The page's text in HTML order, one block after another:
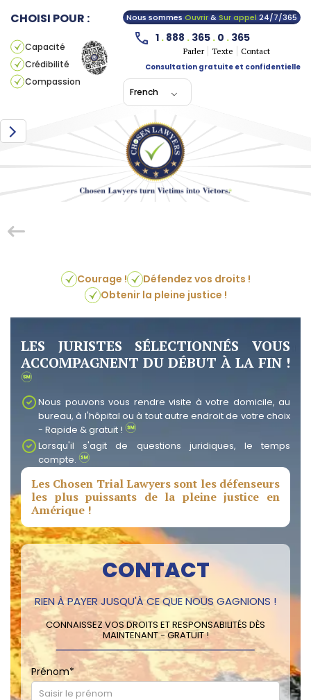
CHOISI POUR :
Capacité
Crédibilité
Compassion
Nous sommesOuvrir&Sur appel24/7/365
1 . 888 . 365 . 0 . 365
Parler Texte
Contact
Consultation gratuite et confidentielle
French
Courage !
Défendez vos droits !
Obtenir la pleine justice !
LES JURISTES SÉLECTIONNÉS VOUS
ACCOMPAGNENT DU DÉBUT À LA FIN !
Nous pouvons vous rendre visite à votre domicile, au
bureau, à l'hôpital ou à tout autre endroit de votre choix
- Rapide & gratuit !
Lorsqu'il s'agit de questions juridiques, le temps
compte.
Les Chosen Trial Lawyers sont les défenseurs
les plus puissants de la pleine justice en
Amérique !
CONTACT
RIEN À PAYER JUSQU'À CE QUE NOUS GAGNIONS !
CONNAISSEZ VOS DROITS ET RESPONSABILITÉS DÈS
MAINTENANT - GRATUIT !
Prénom*